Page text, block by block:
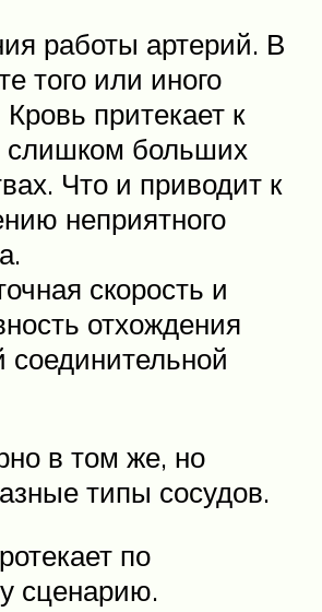
работы артерий. В
того или иного
притекает к
слишком больших
Что и приводит к
неприятного
скорость и
отхождения
соединительной
в том же, но
типы сосудов.
по
сценарию.